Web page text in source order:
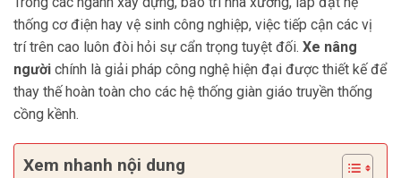
thống cơ điện hay vệ sinh công nghiệp, việc tiếp cận các vị
trí trên cao luôn đòi hỏi sự cẩn trọng tuyệt đối. Xe nâng
người chính là giải pháp công nghệ hiện đại được thiết kế để
thay thế hoàn toàn cho các hệ thống giàn giáo truyền thống
cồng kềnh.
Xem nhanh nội dung